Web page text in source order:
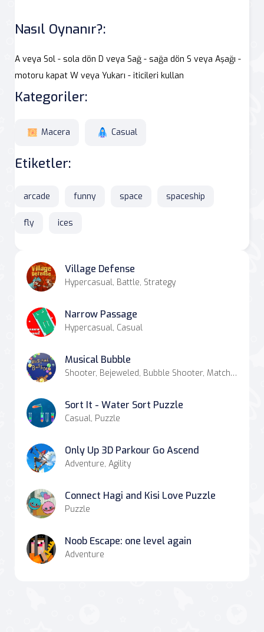
Nasıl Oynanır?:
A veya Sol - sola dön D veya Sağ - sağa dön S veya Aşağı -
motoru kapat W veya Yukarı - iticileri kullan
Kategoriler:
Macera Casual
Etiketler:
arcade funny space spaceship
fly ices
Village Defense
Hypercasual, Battle, Strategy
Narrow Passage
Hypercasual, Casual
Musical Bubble
Shooter, Bejeweled, Bubble Shooter, Match-3
Sort It - Water Sort Puzzle
Casual, Puzzle
Only Up 3D Parkour Go Ascend
Adventure, Agility
Connect Hagi and Kisi Love Puzzle
Puzzle
Noob Escape: one level again
Adventure